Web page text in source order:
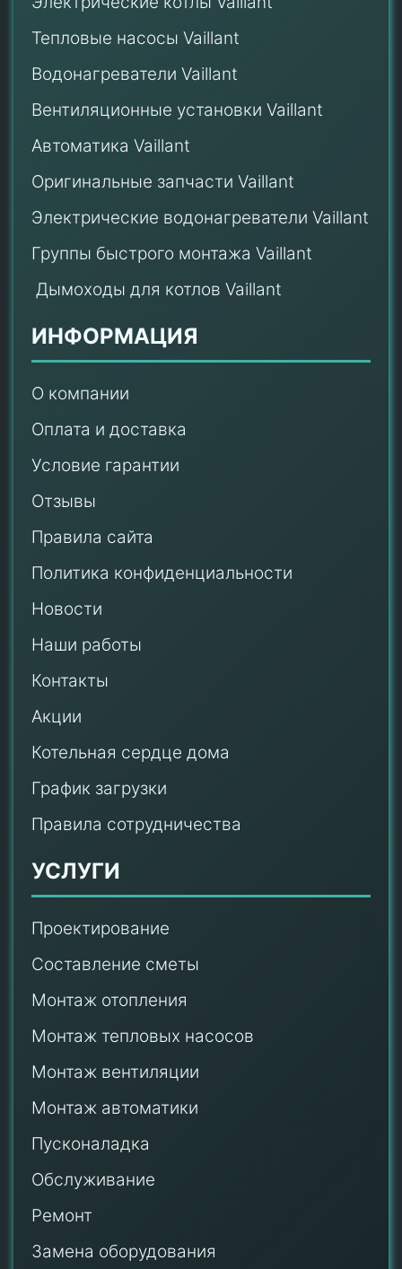
Тепловые насосы Vaillant
Водонагреватели Vaillant
Вентиляционные установки Vaillant
Автоматика Vaillant
Оригинальные запчасти Vaillant
Электрические водонагреватели Vaillant
Группы быстрого монтажа Vaillant
Дымоходы для котлов Vaillant
ИНФОРМАЦИЯ
О компании
Оплата и доставка
Условие гарантии
Отзывы
Правила сайта
Политика конфиденциальности
Новости
Наши работы
Контакты
Акции
Котельная сердце дома
График загрузки
Правила сотрудничества
УСЛУГИ
Проектирование
Составление сметы
Монтаж отопления
Монтаж тепловых насосов
Монтаж вентиляции
Монтаж автоматики
Пусконаладка
Обслуживание
Ремонт
Замена оборудования